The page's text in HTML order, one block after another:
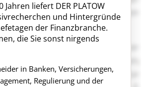
Jahren liefert DER PLATOW
und Hintergründe
der Finanzbranche.
die Sie sonst nirgends
in Banken, Versicherungen,
Regulierung und der